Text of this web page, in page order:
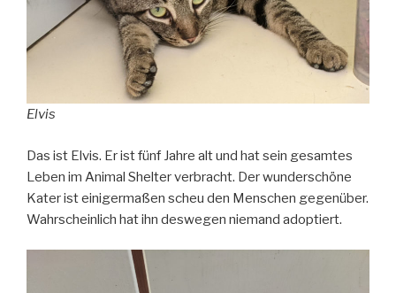
Elvis
Das ist Elvis. Er ist fünf Jahre alt und hat sein gesamtes
Leben im Animal Shelter verbracht. Der wunderschöne
Kater ist einigermaßen scheu den Menschen gegenüber.
Wahrscheinlich hat ihn deswegen niemand adoptiert.